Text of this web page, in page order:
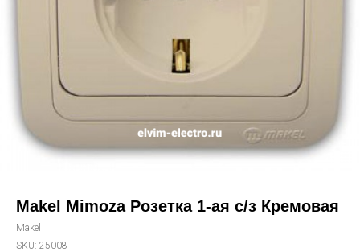
Makel Mimoza Розетка 1-ая с/з Кремовая
Makel
SKU: 25008